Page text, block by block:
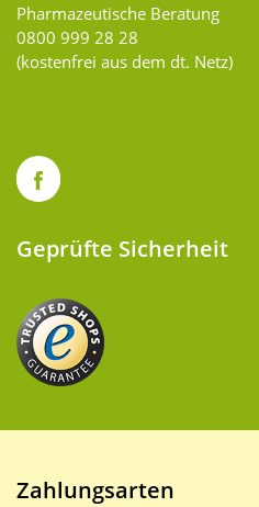
Pharmazeutische Beratung
0800 999 28 28
(kostenfrei aus dem dt. Netz)
Geprüfte Sicherheit
Zahlungsarten